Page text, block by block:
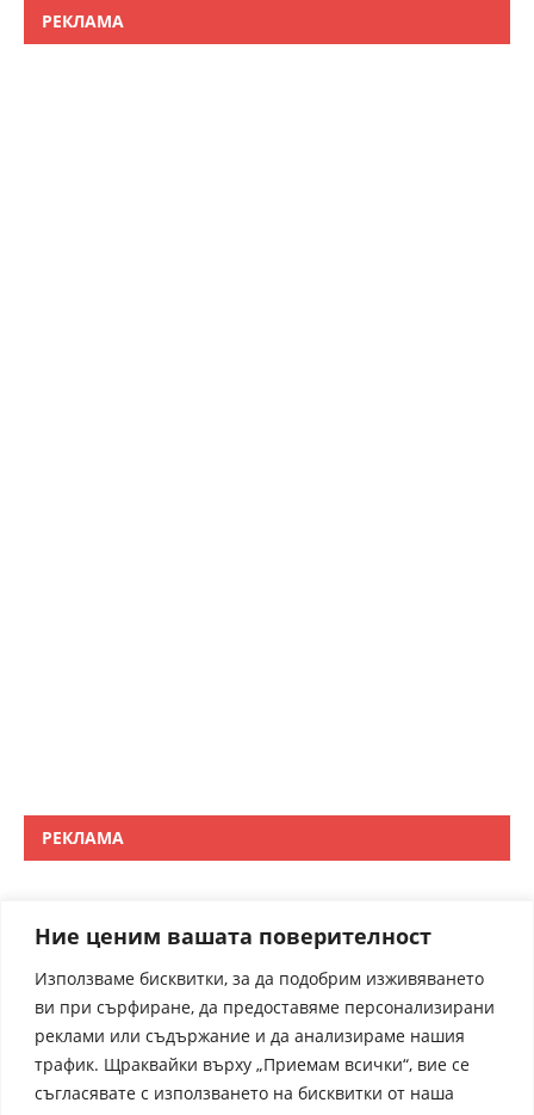
Ние ценим вашата поверителност
Използваме бисквитки, за да подобрим изживяването
ви при сърфиране, да предоставяме персонализирани
реклами или съдържание и да анализираме нашия
трафик. Щраквайки върху „Приемам всички“, вие се
съгласявате с използването на бисквитки от наша
РЕКЛАМА
РЕКЛАМА